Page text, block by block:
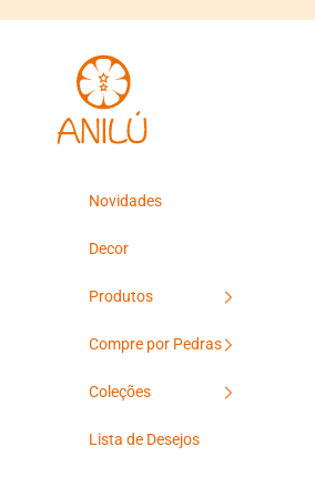
Anilú
Novidades
Decor
Produtos
Compre por Pedras
Coleções
Lista de Desejos